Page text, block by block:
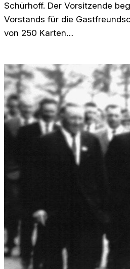
Schürhoff. Der Vorsitzende
Vorstands für die
von 250 Karten…